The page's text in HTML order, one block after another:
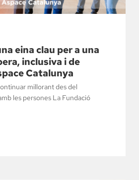
eina clau per a una
inclusiva i de
Catalunya
millorant des del
les persones La Fundació